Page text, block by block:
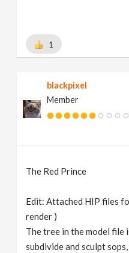
1
blackpixel
Member
The Red Prince
Edit: Attached HIP files
render )
The tree in the model file
subdivide and sculpt